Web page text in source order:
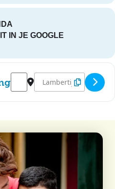
IN JE GOOGLE
Address - Open dag S&L Zorg
Destination Address -